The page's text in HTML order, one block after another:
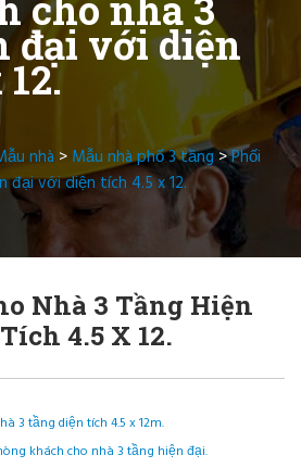
đại với diện
nhà > Mẫu nhà phố 3 tầng>Phối
đại với diện tích 4.5 x 12.
Nhà 3 Tầng Hiện
4.5 X 12.
3 tầng diện tích 4.5 x 12m.
khách cho nhà 3 tầng hiện đại.